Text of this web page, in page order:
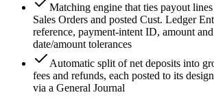
Matching engine that ties payout
Sales Orders and posted Cust. Ledger
reference, payment-intent ID, amount
date/amount tolerances
Automatic split of net deposits into
fees and refunds, each posted to its
via a General Journal